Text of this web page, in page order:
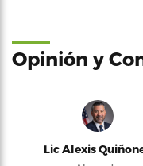
Opinión y
Lic Alexis